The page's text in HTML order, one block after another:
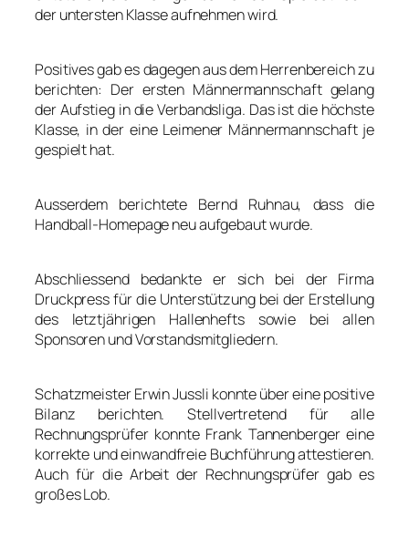
der untersten Klasse aufnehmen wird.
Positives gab es dagegen aus dem Herrenbereich zu
berichten: Der ersten Männermannschaft gelang
der Aufstieg in die Verbandsliga. Das ist die höchste
Klasse, in der eine Leimener Männermannschaft je
gespielt hat.
Ausserdem berichtete Bernd Ruhnau, dass die
Handball-Homepage neu aufgebaut wurde.
Abschliessend bedankte er sich bei der Firma
Druckpress für die Unterstützung bei der Erstellung
des letztjährigen Hallenhefts sowie bei allen
Sponsoren und Vorstandsmitgliedern.
Schatzmeister Erwin Jussli konnte über eine positive
Bilanz berichten. Stellvertretend für alle
Rechnungsprüfer konnte Frank Tannenberger eine
korrekte und einwandfreie Buchführung attestieren.
Auch für die Arbeit der Rechnungsprüfer gab es
großes Lob.